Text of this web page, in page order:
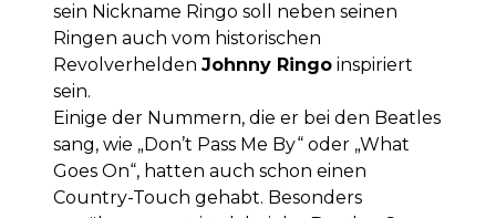
sein Nickname Ringo soll neben seinen
Ringen auch vom historischen
Revolverhelden Johnny Ringo inspiriert
sein.
Einige der Nummern, die er bei den Beatles
sang, wie „Don’t Pass Me By“ oder „What
Goes On“, hatten auch schon einen
Country-Touch gehabt. Besonders